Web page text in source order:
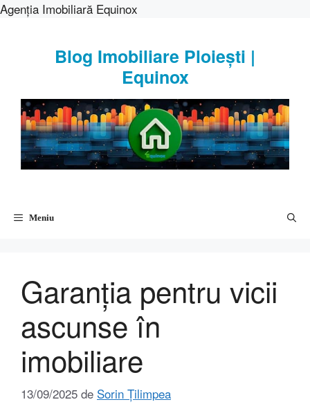
Agenția Imobiliară Equinox
Blog Imobiliare Ploiești |
Equinox
Meniu
Garanția pentru vicii
ascunse în
imobiliare
13/09/2025 de Sorin Țilimpea